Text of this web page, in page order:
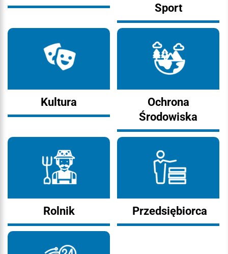
Sport
Kultura
Ochrona
Środowiska
Rolnik Przedsiębiorca